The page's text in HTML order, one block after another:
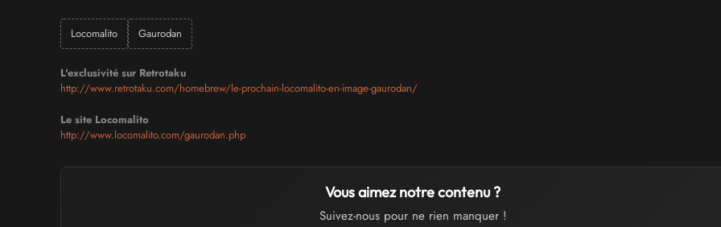
Locomalito Gaurodan
L'exclusivité sur Retrotaku
http://www.retrotaku.com/homebrew/le-prochain-locomalito-en-image-gaurodan/
Le site Locomalito
http://www.locomalito.com/gaurodan.php
Vous aimez notre contenu ?
Suivez-nous pour ne rien manquer !